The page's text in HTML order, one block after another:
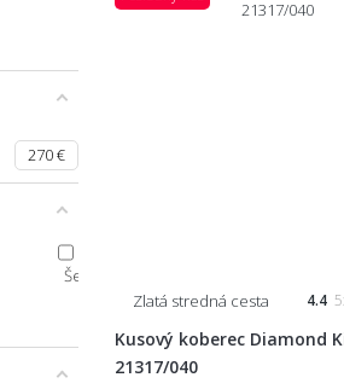
270€
Šesťuholník
Zlatá stredná cesta 4.4
Kusový koberec Diamond
21317/040